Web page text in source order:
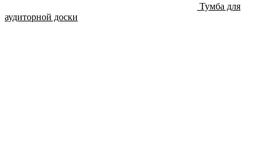
Тумба для
аудиторной доски